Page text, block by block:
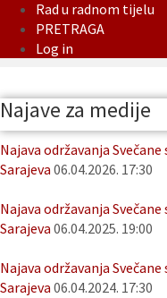
Rad u radnom tijelu
PRETRAGA
Log in
Najave za medije
Najava održavanja
Sarajeva 06.04.2026. 17:30
Najava održavanja
Sarajeva 06.04.2025. 19:00
Najava održavanja
Sarajeva 06.04.2024. 17:30